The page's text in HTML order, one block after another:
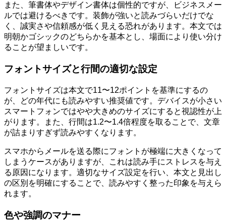
また、筆書体やデザイン書体は個性的ですが、ビジネスメー
ルでは避けるべきです。装飾が強いと読みづらいだけでな
く、誠実さや信頼感が低く見える恐れがあります。本文では
明朝かゴシックのどちらかを基本とし、場面により使い分け
ることが望ましいです。
フォントサイズと行間の適切な設定
フォントサイズは本文で11〜12ポイントを基準にするの
が、どの年代にも読みやすい推奨値です。デバイスが小さい
スマートフォンではやや大きめのサイズにすると視認性が上
がります。また、行間は1.2〜1.4倍程度を取ることで、文章
が詰まりすぎず読みやすくなります。
スマホからメールを送る際にフォントが極端に大きくなって
しまうケースがありますが、これは読み手にストレスを与え
る原因になります。適切なサイズ設定を行い、本文と見出し
の区別を明確にすることで、読みやすく整った印象を与えら
れます。
色や強調のマナー